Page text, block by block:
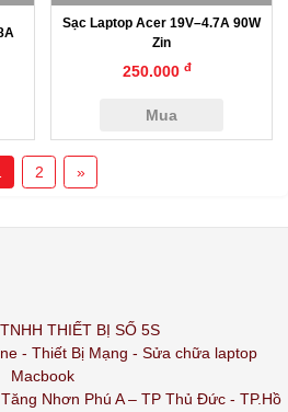
Sạc Laptop Acer 19V–4.7A 90W
Zin
250.000đ
Mua
2 »
THIẾT BỊ SỐ 5S
- Thiết Bị Mạng - Sửa chữa laptop
Macbook
Nhơn Phú A – TP Thủ Đức - TP.Hồ